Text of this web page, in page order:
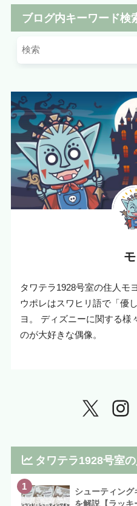
ブログ内キーワード検
タワテラ1928号室の住人モ
ウポレはスワヒリ語で「優
ヨ。 ディズニーに関する様
のが大好きな偶像。
タワテラ1928号室
1
シューティン
を解説【ラッ